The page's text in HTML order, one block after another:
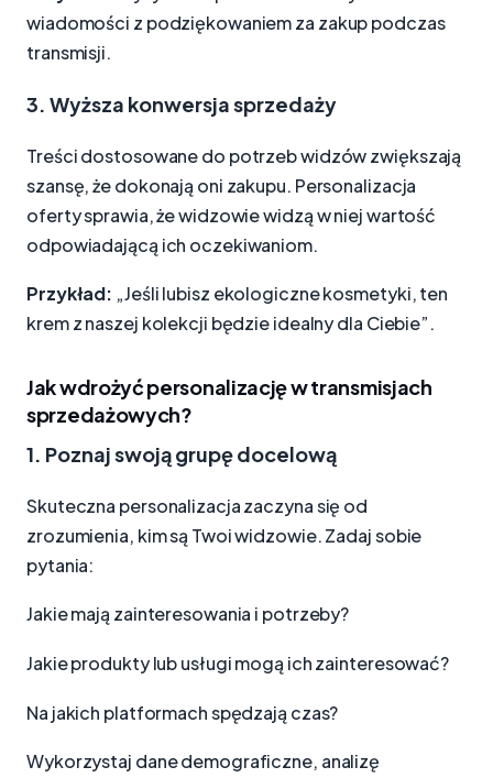
wiadomości z podziękowaniem za zakup podczas
transmisji.
3. Wyższa konwersja sprzedaży
Treści dostosowane do potrzeb widzów zwiększają
szansę, że dokonają oni zakupu. Personalizacja
oferty sprawia, że widzowie widzą w niej wartość
odpowiadającą ich oczekiwaniom.
Przykład: „Jeśli lubisz ekologiczne kosmetyki, ten
krem z naszej kolekcji będzie idealny dla Ciebie”.
Jak wdrożyć personalizację w transmisjach
sprzedażowych?
1. Poznaj swoją grupę docelową
Skuteczna personalizacja zaczyna się od
zrozumienia, kim są Twoi widzowie. Zadaj sobie
pytania:
Jakie mają zainteresowania i potrzeby?
Jakie produkty lub usługi mogą ich zainteresować?
Na jakich platformach spędzają czas?
Wykorzystaj dane demograficzne, analizę